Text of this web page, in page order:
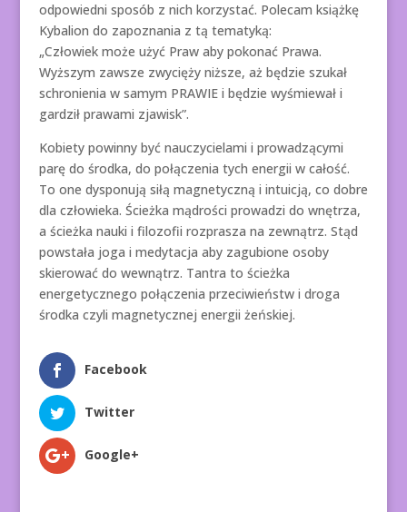
odpowiedni sposób z nich korzystać. Polecam książkę
Kybalion do zapoznania z tą tematyką:
„Człowiek może użyć Praw aby pokonać Prawa.
Wyższym zawsze zwycięży niższe, aż będzie szukał
schronienia w samym PRAWIE i będzie wyśmiewał i
gardził prawami zjawisk”.
Kobiety powinny być nauczycielami i prowadzącymi
parę do środka, do połączenia tych energii w całość.
To one dysponują siłą magnetyczną i intuicją, co dobre
dla człowieka. Ścieżka mądrości prowadzi do wnętrza,
a ścieżka nauki i filozofii rozprasza na zewnątrz. Stąd
powstała joga i medytacja aby zagubione osoby
skierować do wewnątrz. Tantra to ścieżka
energetycznego połączenia przeciwieństw i droga
środka czyli magnetycznej energii żeńskiej.
Facebook
Twitter
Google+